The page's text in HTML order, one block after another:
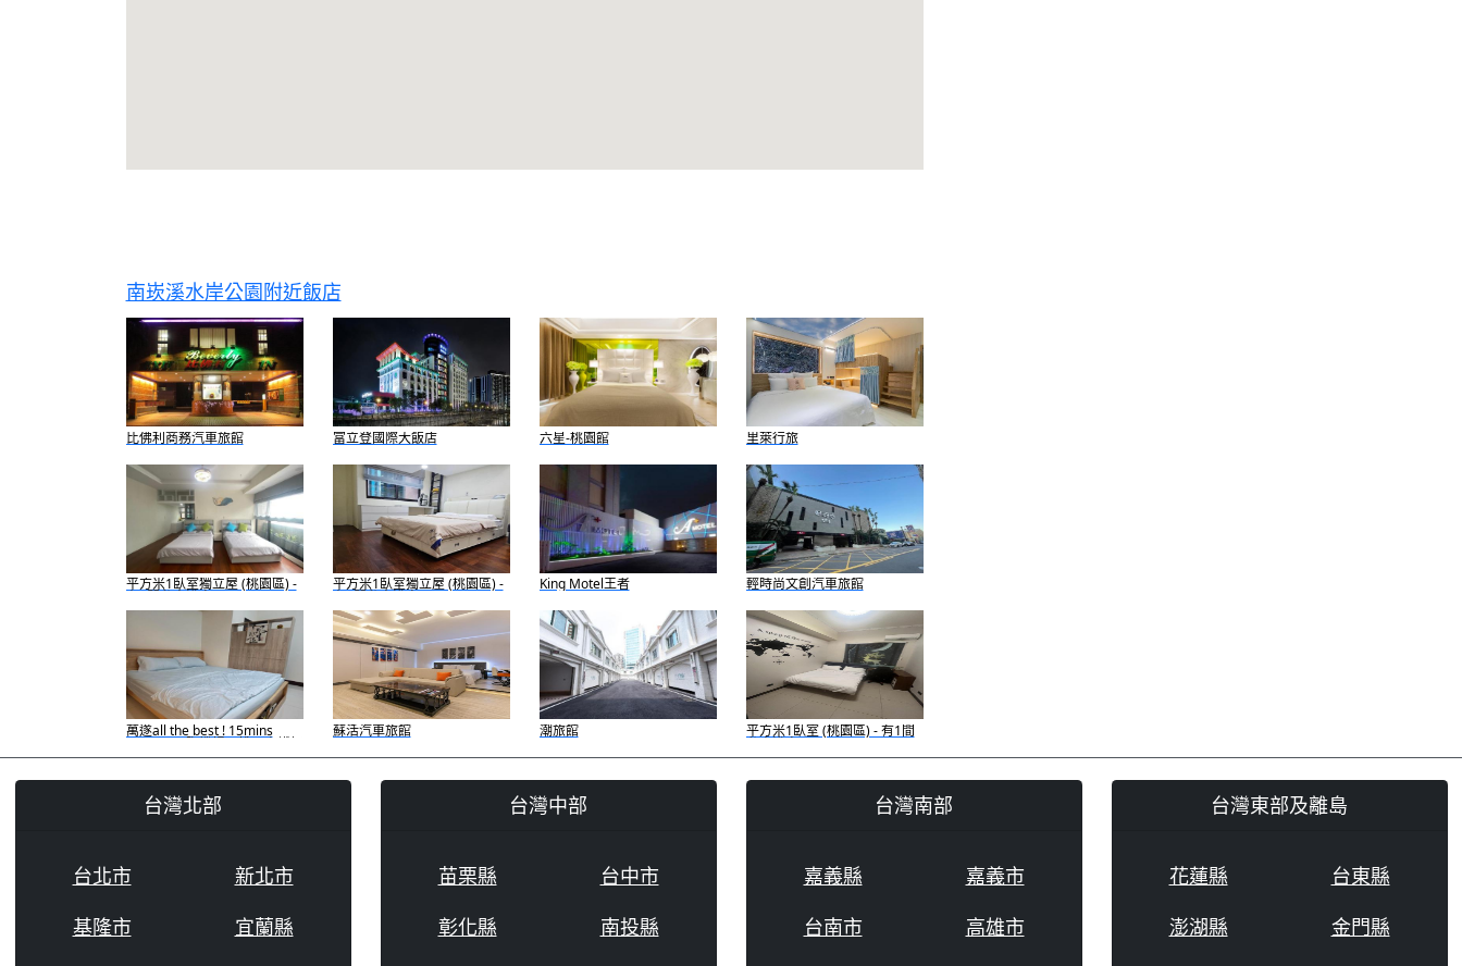
南崁溪水岸公園附近飯店
比佛利商務汽車旅館 富立登國際大飯店 六星-桃園館 里萊行旅
平方米1臥室獨立屋 (桃園區) -
有1間私人浴室
平方米1臥室獨立屋 (桃園區) -
有1間私人浴室
King Motel王者 輕時尚文創汽車旅館
萬遂all the best ! 15mins
arrived.國際機場、桃園高鐵好
市多
蘇活汽車旅館 潮旅館 平方米1臥室 (桃園區) - 有1間
私人浴室
台灣北部
台北市
新北市
基隆市
宜蘭縣
台灣中部
苗栗縣
台中市
彰化縣
南投縣
台灣南部
嘉義縣
嘉義市
台南市
高雄市
台灣東部及離島
花蓮縣
台東縣
澎湖縣
金門縣